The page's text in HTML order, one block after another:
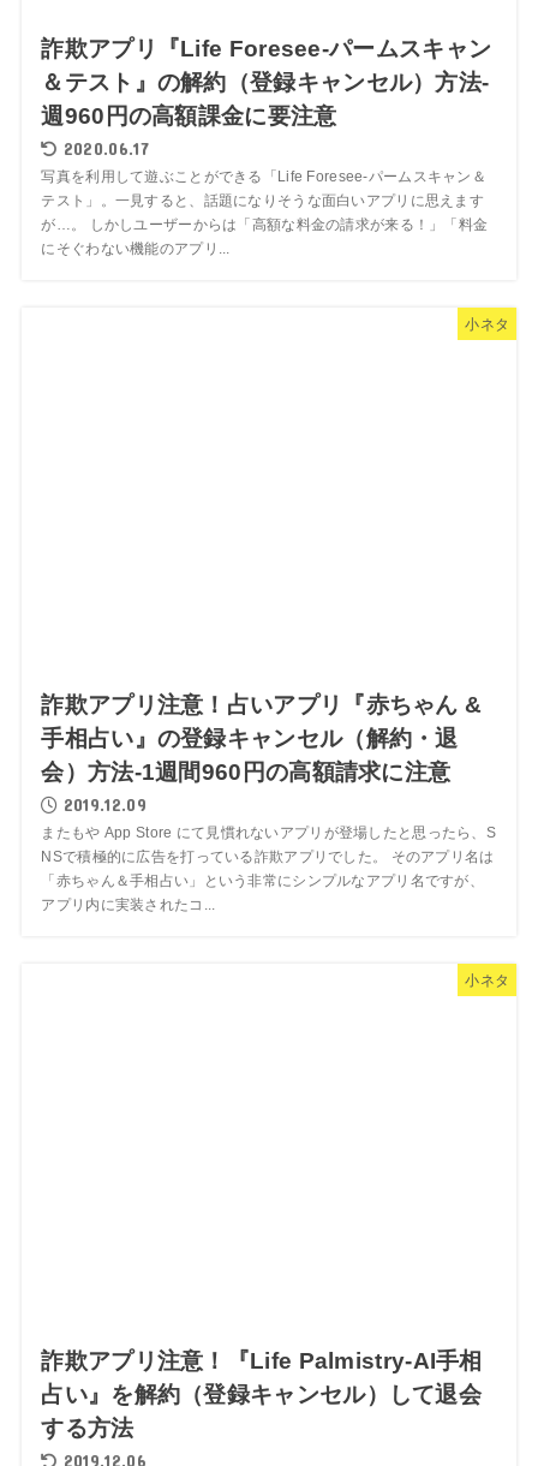
詐欺アプリ『Life Foresee-パームスキャン
＆テスト』の解約（登録キャンセル）方法-
週960円の高額課金に要注意
2020.06.17
写真を利用して遊ぶことができる「Life Foresee-パームスキャン＆
テスト」。一見すると、話題になりそうな面白いアプリに思えます
が…。 しかしユーザーからは「高額な料金の請求が来る！」「料金
にそぐわない機能のアプリ...
小ネタ
詐欺アプリ注意！占いアプリ『赤ちゃん &
手相占い』の登録キャンセル（解約・退
会）方法-1週間960円の高額請求に注意
2019.12.09
またもや App Store にて見慣れないアプリが登場したと思ったら、S
NSで積極的に広告を打っている詐欺アプリでした。 そのアプリ名は
「赤ちゃん＆手相占い」という非常にシンプルなアプリ名ですが、
アプリ内に実装されたコ...
小ネタ
詐欺アプリ注意！『Life Palmistry-AI手相
占い』を解約（登録キャンセル）して退会
する方法
2019.12.06